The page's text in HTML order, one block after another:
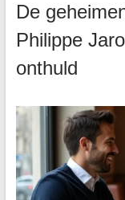
De
Philippe
onthuld